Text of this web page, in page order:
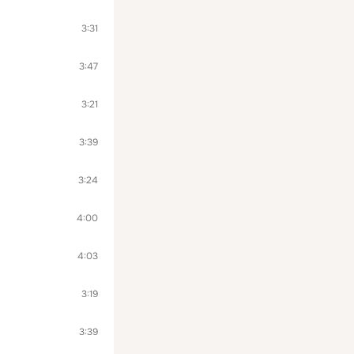
3:31
3:47
3:21
3:39
3:24
4:00
4:03
3:19
3:39